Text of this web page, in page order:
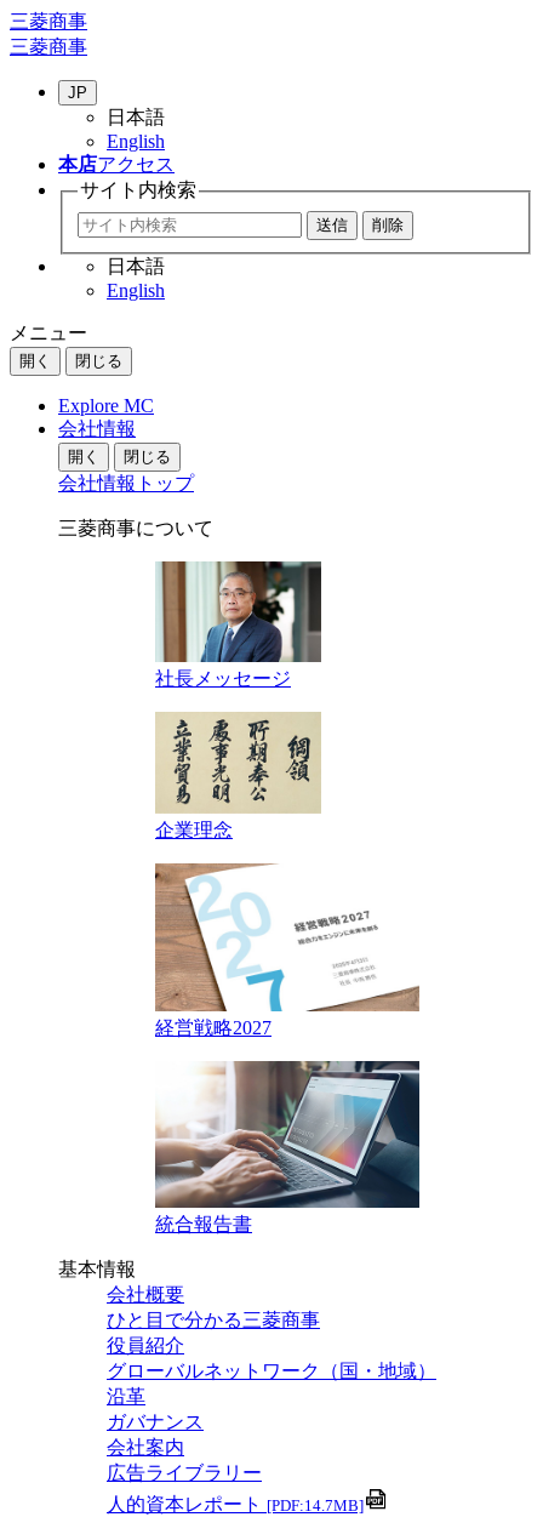
三菱商事
三菱商事
JP
日本語
English
本店アクセス
サイト内検索
日本語
English
メニュー
開く 閉じる
Explore MC
会社情報
開く 閉じる
会社情報トップ
三菱商事について
社長メッセージ
企業理念
経営戦略2027
統合報告書
基本情報
会社概要
ひと目で分かる三菱商事
役員紹介
グローバルネットワーク（国・地域）
沿革
ガバナンス
会社案内
広告ライブラリー
人的資本レポート [PDF:14.7MB]